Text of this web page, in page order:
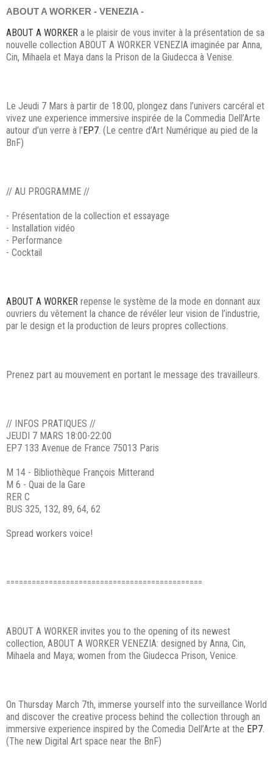
ABOUT A WORKER - VENEZIA -
ABOUT A WORKER a le plaisir de vous inviter à la présentation de sa
nouvelle collection ABOUT A WORKER VENEZIA imaginée par Anna,
Cin, Mihaela et Maya dans la Prison de la Giudecca à Venise.
Le Jeudi 7 Mars à partir de 18:00, plongez dans l’univers carcéral et
vivez une experience immersive inspirée de la Commedia Dell’Arte
autour d’un verre à l’ EP7. (Le centre d’Art Numérique au pied de la
BnF)
// AU PROGRAMME //
- Présentation de la collection et essayage
- Installation vidéo
- Performance
- Cocktail
ABOUT A WORKER repense le système de la mode en donnant aux
ouvriers du vêtement la chance de révéler leur vision de l’industrie,
par le design et la production de leurs propres collections.
Prenez part au mouvement en portant le message des travailleurs.
// INFOS PRATIQUES //
JEUDI 7 MARS 18:00-22:00
EP7 133 Avenue de France 75013 Paris
M 14 - Bibliothèque François Mitterand
M 6 - Quai de la Gare
RER C
BUS 325, 132, 89, 64, 62
Spread workers voice!
==============================================
ABOUT A WORKER invites you to the opening of its newest
collection, ABOUT A WORKER VENEZIA: designed by Anna, Cin,
Mihaela and Maya; women from the Giudecca Prison, Venice.
On Thursday March 7th, immerse yourself into the surveillance World
and discover the creative process behind the collection through an
immersive experience inspired by the Comedia Dell’Arte at the EP7.
(The new Digital Art space near the BnF)